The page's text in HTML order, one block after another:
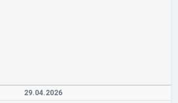
29.04.2026